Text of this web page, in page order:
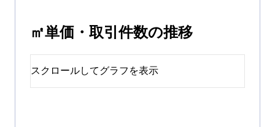
㎡単価・取引件数の推移
スクロールしてグラフを表示